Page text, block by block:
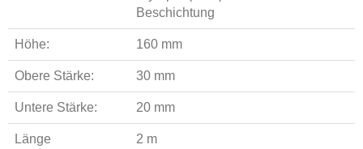
Beschichtung
Höhe: 160 mm
Obere Stärke: 30 mm
Untere Stärke: 20 mm
Länge 2 m